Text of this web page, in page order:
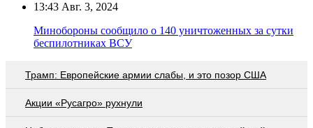
13:43 Авг. 3, 2024
Минобороны сообщило о 140 уничтоженных за сутки
беспилотниках ВСУ
Трамп: Европейские армии слабы, и это позор США
Акции «Русагро» рухнули